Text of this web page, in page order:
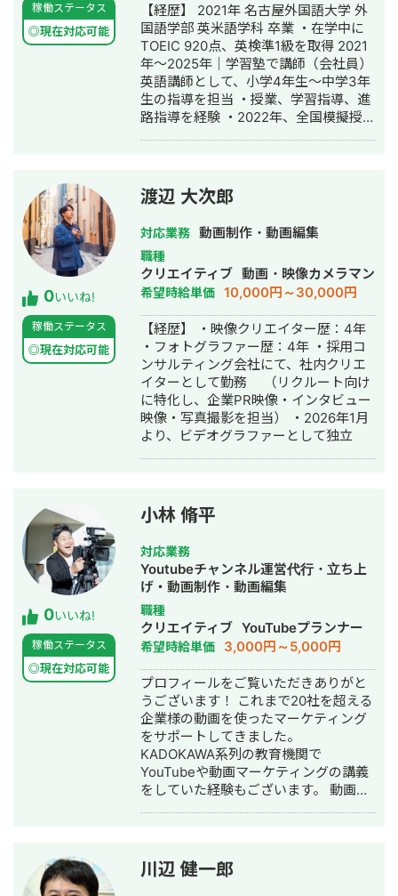
稼働ステータス
◎現在対応可能
【経歴】 2021年 名古屋外国語大学 外
国語学部 英米語学科 卒業 ・在学中に
TOEIC 920点、英検準1級を取得 2021
年〜2025年｜学習塾で講師（会社員）
英語講師として、小学4年生〜中学3年
生の指導を担当 ・授業、学習指導、進
路指導を経験 ・2022年、全国模擬授業
・動画編集、台本制作、サムネイル制
作を担当 ・現在は約10名の動画編集チ
ームを統括 ・企業、YouTuber、英語
教育系チャンネルの制作を支援 【実
績】 ・登録者80万人のYouTubeチャン
ネルを1年以上継続支援 ・登録者4万人
の英語系YouTubeチャンネルで台本制
作を担当 ・YouTube動画300本以上を
納品 ・ショート動画100本以上を納品
0いいね!
稼働ステータス
◎現在対応可能
渡辺 大次郎
対応業務 動画制作・動画編集
職種
クリエイティブ 動画・映像カメラマン
希望時給単価 10,000円～30,000円
【経歴】 ・映像クリエイター歴：4年
・フォトグラファー歴：4年 ・採用コ
ンサルティング会社にて、社内クリエ
イターとして勤務 （リクルート向け
に特化し、企業PR映像・インタビュー
映像・写真撮影を担当） ・2026年1月
より、ビデオグラファーとして独立
0いいね!
稼働ステータス
◎現在対応可能
小林 脩平
対応業務
Youtubeチャンネル運営代行・立ち上
げ・動画制作・動画編集
職種
クリエイティブ YouTubeプランナー
希望時給単価 3,000円～5,000円
プロフィールをご覧いただきありがと
うございます！ これまで20社を超える
企業様の動画を使ったマーケティング
をサポートしてきました。
KADOKAWA系列の教育機関で
YouTubeや動画マーケティングの講義
をしていた経験もございます。 動画制
様の商品やサービスをきちんと理解
し、それをユーザーに好きになっても
川辺 健一郎